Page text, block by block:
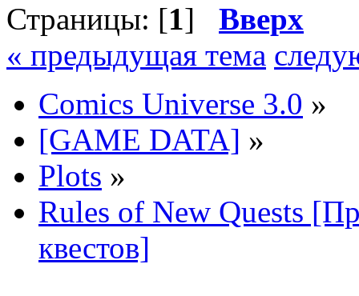
Страницы: [1] Вверх
« предыдущая тема
Comics Universe 3.0 »
[GAME DATA] »
Plots »
Rules of New Quests
квестов]